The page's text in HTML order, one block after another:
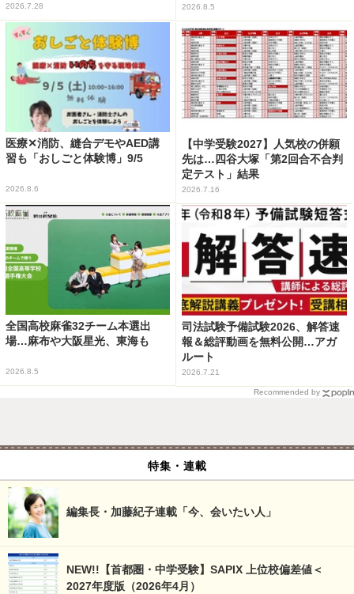
2026.7.28 2026.8.5
医療✕消防、縫合デモやAED講
習も「おしごと体験博」9/5
2026.8.6
【中学受験2027】人気校の併願
先は…四谷大塚「第2回合不合判
定テスト」結果
2026.7.16
全国高校麻雀32チーム本選出
場…麻布や大阪星光、東海も
2026.8.5
司法試験予備試験2026、解答速
報＆総評動画を無料公開…アガ
ルート
2026.7.21
Recommended by
特集・連載
編集長・加藤紀子連載「今、会いたい人」
NEW!!【首都圏・中学受験】SAPIX 上位校偏差値＜
2027年度版（2026年4月）